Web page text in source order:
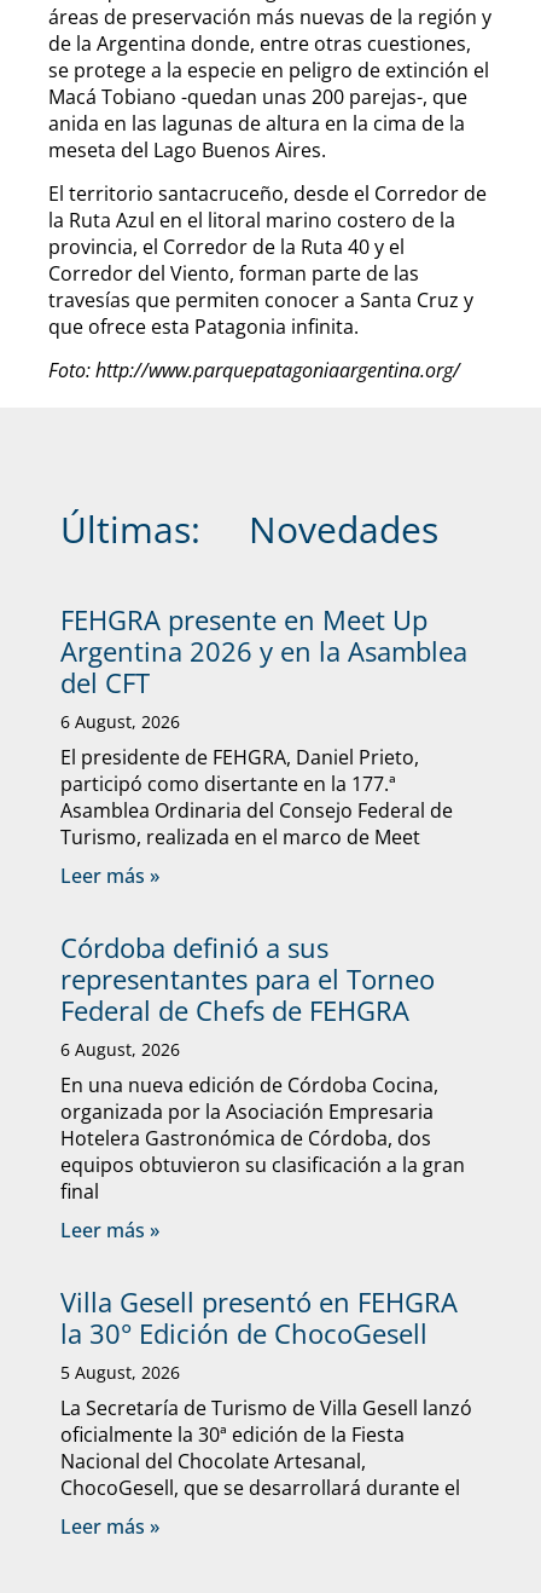
áreas de preservación más nuevas de la región y
de la Argentina donde, entre otras cuestiones,
se protege a la especie en peligro de extinción el
Macá Tobiano -quedan unas 200 parejas-, que
anida en las lagunas de altura en la cima de la
meseta del Lago Buenos Aires.
El territorio santacruceño, desde el Corredor de
la Ruta Azul en el litoral marino costero de la
provincia, el Corredor de la Ruta 40 y el
Corredor del Viento, forman parte de las
travesías que permiten conocer a Santa Cruz y
que ofrece esta Patagonia infinita.
Foto: http://www.parquepatagoniaargentina.org/
Últimas: Novedades
FEHGRA presente en Meet Up
Argentina 2026 y en la Asamblea
del CFT
6 August, 2026
El presidente de FEHGRA, Daniel Prieto,
participó como disertante en la 177.ª
Asamblea Ordinaria del Consejo Federal de
Turismo, realizada en el marco de Meet
Leer más »
Córdoba definió a sus
representantes para el Torneo
Federal de Chefs de FEHGRA
6 August, 2026
En una nueva edición de Córdoba Cocina,
organizada por la Asociación Empresaria
Hotelera Gastronómica de Córdoba, dos
equipos obtuvieron su clasificación a la gran
final
Leer más »
Villa Gesell presentó en FEHGRA
la 30° Edición de ChocoGesell
5 August, 2026
La Secretaría de Turismo de Villa Gesell lanzó
oficialmente la 30ª edición de la Fiesta
Nacional del Chocolate Artesanal,
ChocoGesell, que se desarrollará durante el
Leer más »